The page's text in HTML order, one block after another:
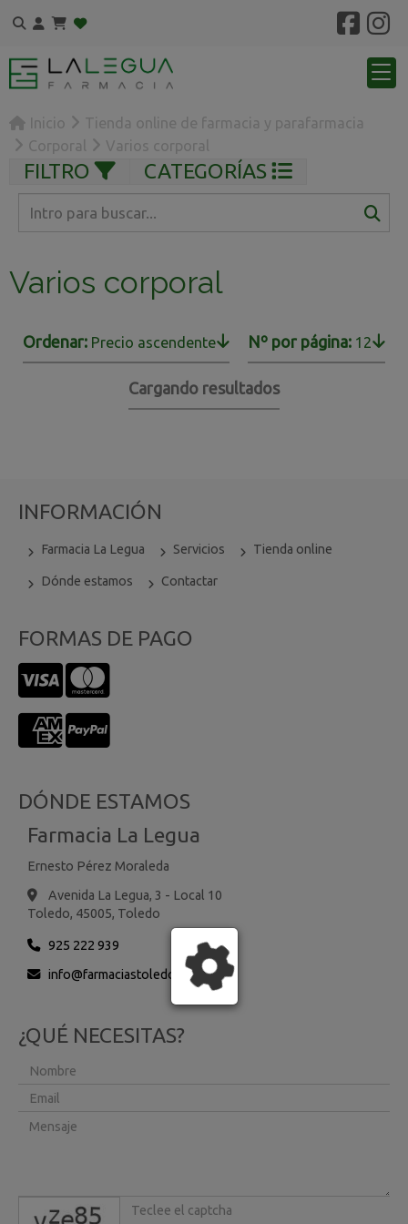
Inicio
Tienda online de farmacia y parafarmacia
Corporal
Varios corporal
FILTRO CATEGORÍAS
Varios corporal
Ordenar: Precio ascendente Nº por página: 12
Cargando resultados
INFORMACIÓN
Farmacia La Legua Servicios Tienda online
Dónde estamos Contactar
FORMAS DE PAGO
DÓNDE ESTAMOS
Farmacia La Legua
Ernesto Pérez Moraleda
Avenida La Legua, 3 - Local 10
Toledo, 45005, Toledo
925 222 939
info
farmaciastoledo.es
¿QUÉ NECESITAS?
captcha